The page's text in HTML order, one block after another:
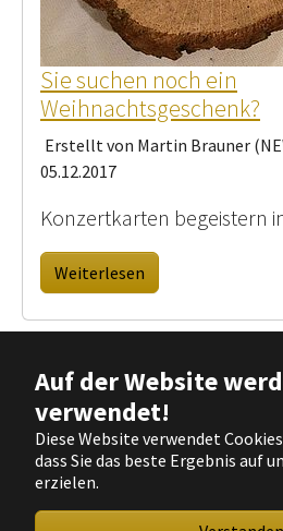
Auf der Website
verwendet!
Diese Website verwendet
dass Sie das beste Ergebnis auf
erzielen.
Sie suchen noch ein
Weihnachtsgeschenk?
Erstellt von Martin Brauner
05.12.2017
Konzertkarten begeistern
Weiterlesen
Copyright @ Musikverein Garrel
Datenschutz